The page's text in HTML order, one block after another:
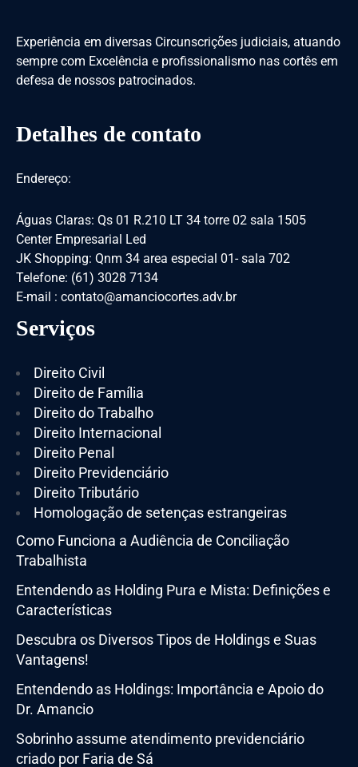
Experiência em diversas Circunscrições judiciais, atuando
sempre com Excelência e profissionalismo nas cortês em
defesa de nossos patrocinados.
Detalhes de contato
Endereço:
Águas Claras: Qs 01 R.210 LT 34 torre 02 sala 1505
Center Empresarial Led
JK Shopping: Qnm 34 area especial 01- sala 702
Telefone: (61) 3028 7134
E-mail : contato@amanciocortes.adv.br
Serviços
Direito Civil
Direito de Família
Direito do Trabalho
Direito Internacional
Direito Penal
Direito Previdenciário
Direito Tributário
Homologação de setenças estrangeiras
Como Funciona a Audiência de Conciliação
Trabalhista
Entendendo as Holding Pura e Mista: Definições e
Características
Descubra os Diversos Tipos de Holdings e Suas
Vantagens!
Entendendo as Holdings: Importância e Apoio do
Dr. Amancio
Sobrinho assume atendimento previdenciário
criado por Faria de Sá